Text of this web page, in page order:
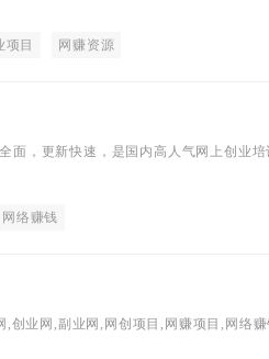
项目 网赚资源
面，更新快速，是国内高人气网上创业培
的热门网上副业赚钱项目。
网络赚钱
创业网,副业网,网创项目,网赚项目,网络赚
分享,网创项目首发平台，免费赚钱